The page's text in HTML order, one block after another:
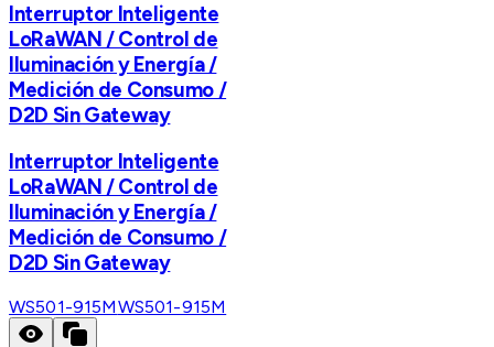
Interruptor Inteligente
LoRaWAN / Control de
Iluminación y Energía /
Medición de Consumo /
D2D Sin Gateway
Interruptor Inteligente
LoRaWAN / Control de
Iluminación y Energía /
Medición de Consumo /
D2D Sin Gateway
WS501-915MWS501-915M